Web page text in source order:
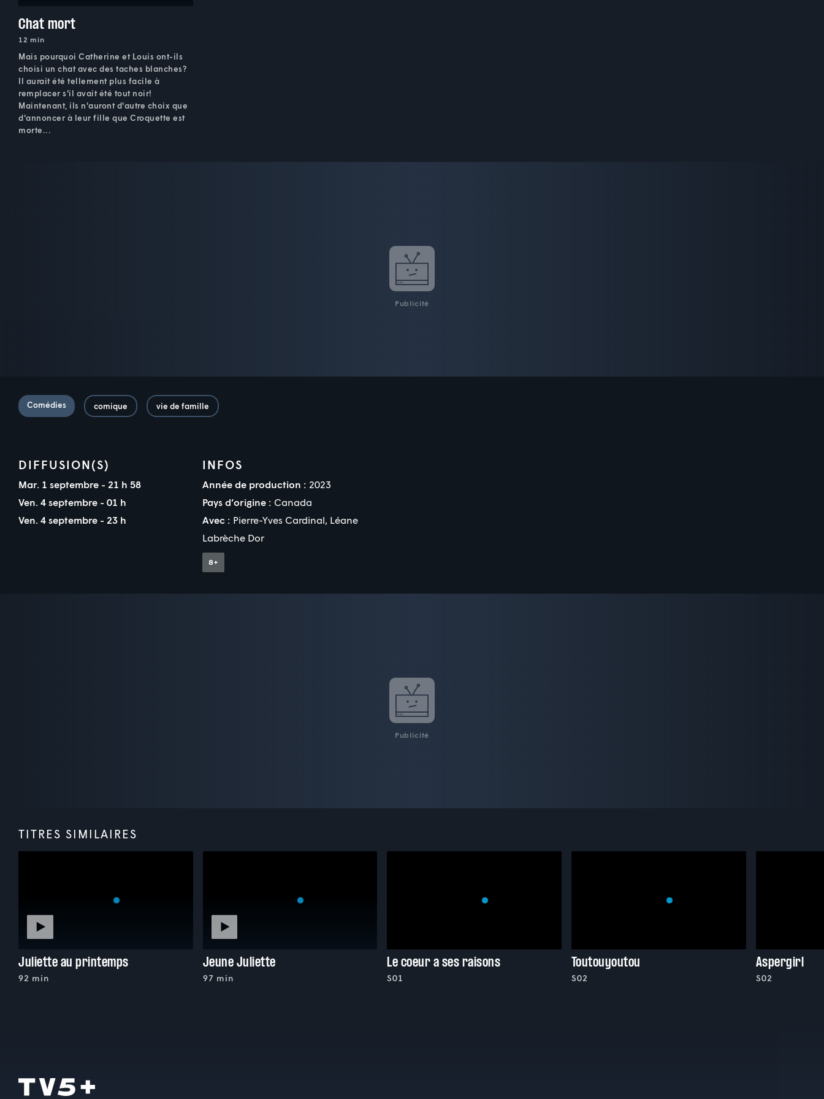
Chat mort
12 min
Mais pourquoi Catherine et Louis ont-ils
choisi un chat avec des taches blanches?
Il aurait été tellement plus facile à
remplacer s'il avait été tout noir!
Maintenant, ils n'auront d'autre choix que
d'annoncer à leur fille que Croquette est
morte...
Publicité
Comédies comique vie de famille
DIFFUSION(S)
Mar. 1 septembre - 21 h 58
Ven. 4 septembre - 01 h
Ven. 4 septembre - 23 h
INFOS
Année de production : 2023
Pays d’origine : Canada
Avec : Pierre-Yves Cardinal Léane
Labrèche Dor
Publicité
TITRES SIMILAIRES
Juliette au printemps
92 min
Jeune Juliette
97 min
Le coeur a ses raisons
S01
Toutouyoutou
S02
Aspergirl
S02